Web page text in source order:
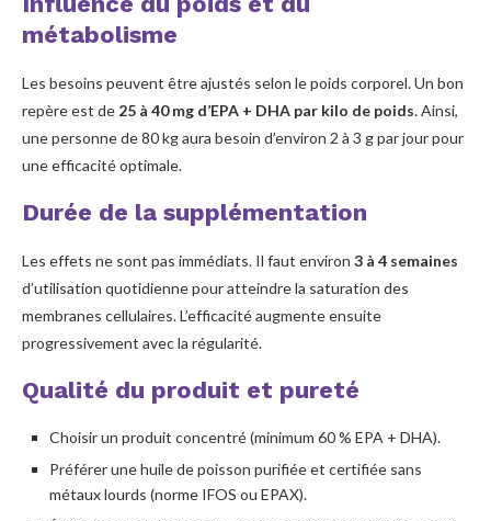
métabolisme
Les besoins peuvent être ajustés selon le poids corporel. Un bon
repère est de 25 à 40 mg d’EPA + DHA par kilo de poids. Ainsi,
une personne de 80 kg aura besoin d’environ 2 à 3 g par jour pour
une efficacité optimale.
Durée de la supplémentation
Les effets ne sont pas immédiats. Il faut environ 3 à 4 semaines
d’utilisation quotidienne pour atteindre la saturation des
membranes cellulaires. L’efficacité augmente ensuite
progressivement avec la régularité.
Qualité du produit et pureté
Choisir un produit concentré (minimum 60 % EPA + DHA).
Préférer une huile de poisson purifiée et certifiée sans
métaux lourds (norme IFOS ou EPAX).